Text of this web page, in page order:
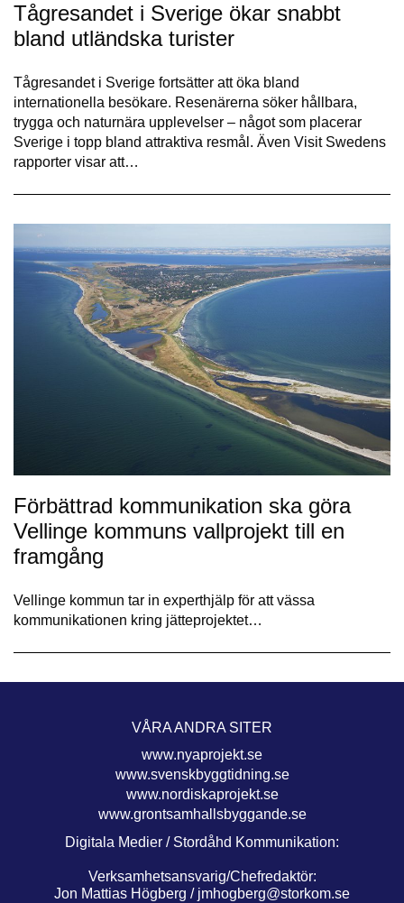
Tågresandet i Sverige ökar snabbt
bland utländska turister
Tågresandet i Sverige fortsätter att öka bland
internationella besökare. Resenärerna söker hållbara,
trygga och naturnära upplevelser – något som placerar
Sverige i topp bland attraktiva resmål. Även Visit Swedens
rapporter visar att…
Förbättrad kommunikation ska göra
Vellinge kommuns vallprojekt till en
framgång
Vellinge kommun tar in experthjälp för att vässa
kommunikationen kring jätteprojektet…
VÅRA ANDRA SITER
www.nyaprojekt.se
www.svenskbyggtidning.se
www.nordiskaprojekt.se
www.grontsamhallsbyggande.se
Digitala Medier / Stordåhd Kommunikation:
Verksamhetsansvarig/Chefredaktör:
Jon Mattias Högberg / jmhogberg@storkom.se